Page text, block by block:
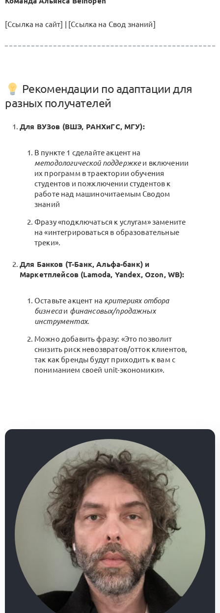
[Ссылка на сайт] | [Ссылка на Свод знаний]
Рекомендации по адаптации для
разных получателей
Для ВУЗов (ВШЭ, РАНХиГС, МГУ):
В пункте 1 сделайте акцент на
методологической поддержкеи включении
их программ в траектории обучения
студентов и пожключении студентов к
работе над машиночитаемым Сводом
знаний
Фразу «подключаться к услугам» замените
на «интегрироваться в образовательные
треки».
Для Банков (Т-Банк, Альфа-банк) и
Маркетплейсов (Lamoda, Yandex, Ozon, WB):
Оставьте акцент на критериях отбора
бизнесаи финансовых/продажных
инструментах.
Можно добавить фразу: «Это позволит
снизить риск невозвратов/отток клиентов,
так как бренды будут приходить к вам с
пониманием своей unit-экономики».